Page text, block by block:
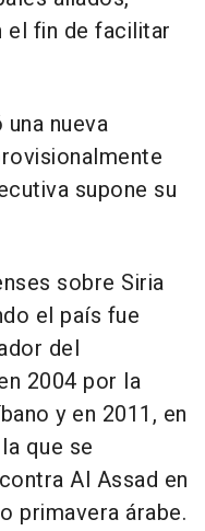
el fin de facilitar
nueva
supone su
sobre Siria
el país fue
del
2004 por la
y en 2011, en
que se
Al Assad en
primavera árabe.